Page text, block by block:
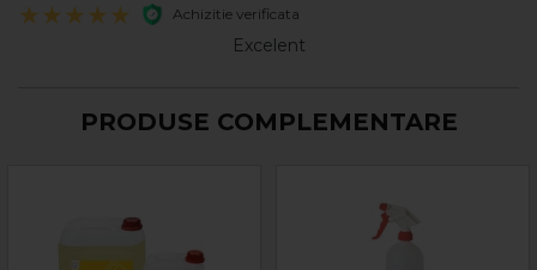
Achizitie verificata
Excelent
PRODUSE COMPLEMENTARE